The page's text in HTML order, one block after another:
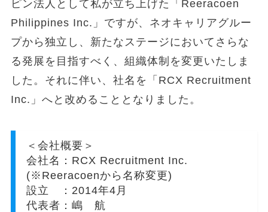
ピン法人として私が立ち上げた「Reeracoen
Philippines Inc.」ですが、ネオキャリアグルー
プから独立し、新たなステージにおいてさらな
る発展を目指すべく、組織体制を変更いたしま
した。それに伴い、社名を「RCX Recruitment
Inc.」へと改めることとなりました。
＜会社概要＞
会社名：RCX Recruitment Inc.
(※Reeracoenから名称変更)
設立 ：2014年4月
代表者：嶋 航